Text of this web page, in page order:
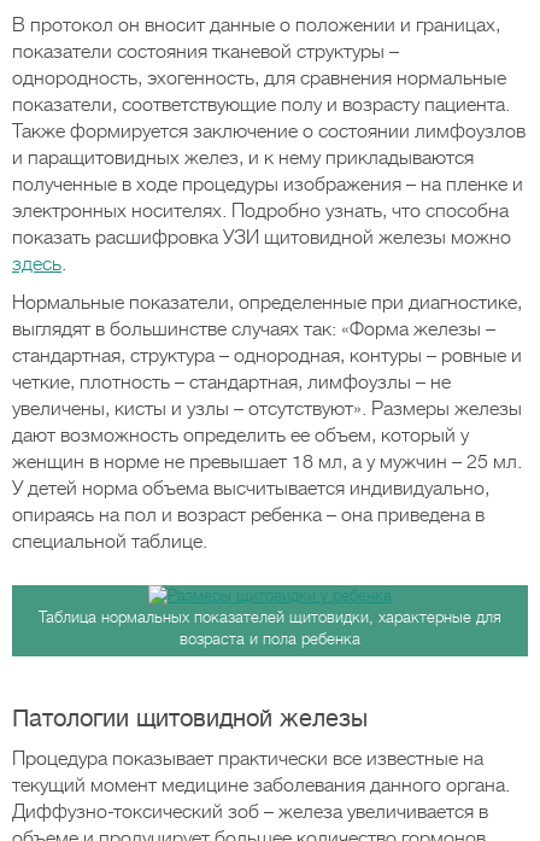
В протокол он вносит данные о положении и границах,
показатели состояния тканевой структуры –
однородность, эхогенность, для сравнения нормальные
показатели, соответствующие полу и возрасту пациента.
Также формируется заключение о состоянии лимфоузлов
и паращитовидных желез, и к нему прикладываются
полученные в ходе процедуры изображения – на пленке и
электронных носителях. Подробно узнать, что способна
показать расшифровка УЗИ щитовидной железы можно
здесь.
Нормальные показатели, определенные при диагностике,
выглядят в большинстве случаях так: «Форма железы –
стандартная, структура – однородная, контуры – ровные и
четкие, плотность – стандартная, лимфоузлы – не
увеличены, кисты и узлы – отсутствуют». Размеры железы
дают возможность определить ее объем, который у
женщин в норме не превышает 18 мл, а у мужчин – 25 мл.
У детей норма объема высчитывается индивидуально,
опираясь на пол и возраст ребенка – она приведена в
специальной таблице.
Таблица нормальных показателей щитовидки, характерные для
возраста и пола ребенка
Патологии щитовидной железы
Процедура показывает практически все известные на
текущий момент медицине заболевания данного органа.
Диффузно-токсический зоб – железа увеличивается в